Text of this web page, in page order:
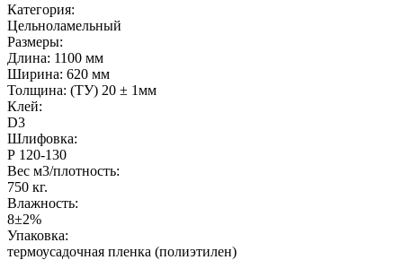
Категория:
Цельноламельный
Размеры:
Длина: 1100 мм
Ширина: 620 мм
Толщина: (ТУ) 20 ± 1мм
Клей:
D3
Шлифовка:
Р 120-130
Вес м3/плотность:
750 кг.
Влажность:
8±2%
Упаковка:
термоусадочная пленка (полиэтилен)